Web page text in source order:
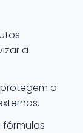
a
a
fórmulas